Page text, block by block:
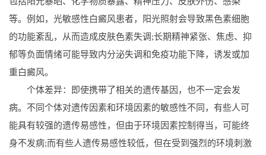
等。例如，光敏感性白癜风患者，阳光照射会导致黑色素细胞
的功能紊乱，从而造成皮肤色素失调;长期精神紧张、焦虑、抑
郁等负面情绪可能导致内分泌失调和免疫功能下降，诱发或加
重白癜风。
个体差异：即使携带了相关的遗传基因，也不一定会发
病。不同个体对遗传因素和环境因素的敏感性不同，有些人可
能具有较强的遗传易感性，但由于环境因素控制得当，可能终
身不发病;而有些人遗传易感性较低，但在受到强烈的环境刺激